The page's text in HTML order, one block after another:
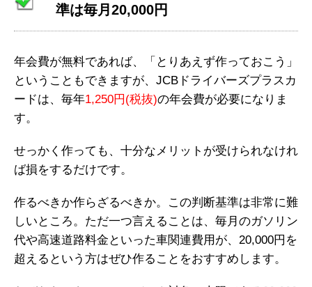
準は毎月20,000円
年会費が無料であれば、「とりあえず作っておこう」
ということもできますが、JCBドライバーズプラスカ
ードは、毎年1,250円(税抜)の年会費が必要になりま
す。
せっかく作っても、十分なメリットが受けられなけれ
ば損をするだけです。
作るべきか作らざるべきか。この判断基準は非常に難
しいところ。ただ一つ言えることは、毎月のガソリン
代や高速道路料金といった車関連費用が、20,000円を
超えるという方はぜひ作ることをおすすめします。